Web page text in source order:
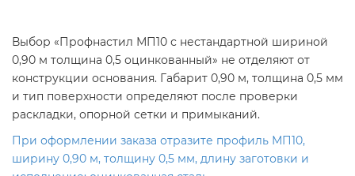
Выбор «Профнастил МП10 с нестандартной шириной
0,90 м толщина 0,5 оцинкованный» не отделяют от
конструкции основания. Габарит 0,90 м, толщина 0,5 мм
и тип поверхности определяют после проверки
раскладки, опорной сетки и примыканий.
При оформлении заказа отразите профиль МП10,
ширину 0,90 м, толщину 0,5 мм, длину заготовки и